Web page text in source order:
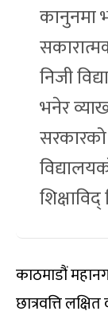
कानुनमा
निजी
भनेर
काठमाडौं
छात्रवत्ति